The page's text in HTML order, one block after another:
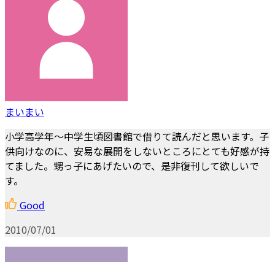
まいまい
小学高学年～中学生頃図書館で借りて読んだと思います。子
供向けなのに、安易な展開をしないところにとても好感が持
てました。甥っ子にあげたいので、是非復刊して欲しいで
す。
Good
2010/07/01